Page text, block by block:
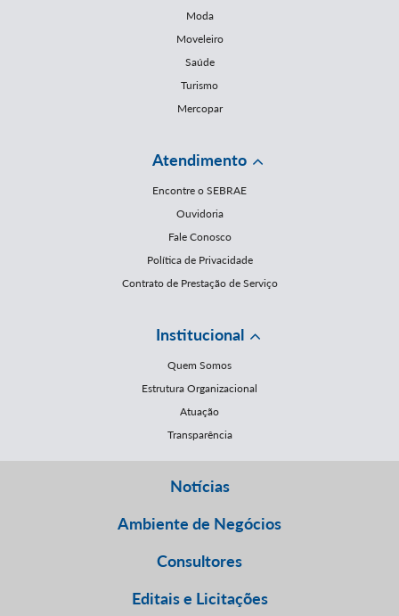
Moda
Moveleiro
Saúde
Turismo
Mercopar
Atendimento
Encontre o SEBRAE
Ouvidoria
Fale Conosco
Política de Privacidade
Contrato de Prestação de Serviço
Institucional
Quem Somos
Estrutura Organizacional
Atuação
Transparência
Notícias
Ambiente de Negócios
Consultores
Editais e Licitações